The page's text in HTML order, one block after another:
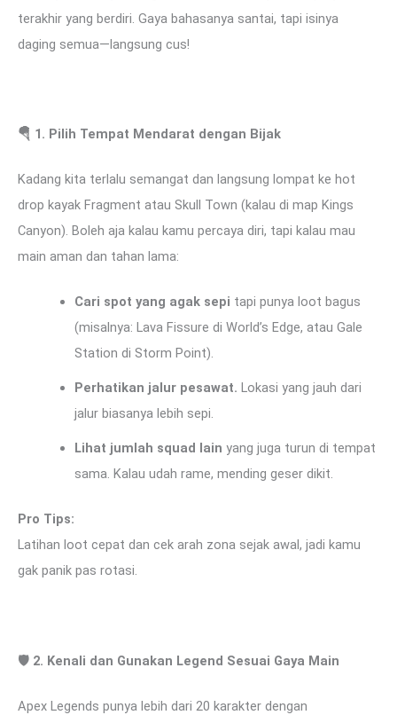
terakhir yang berdiri. Gaya bahasanya santai, tapi isinya
daging semua—langsung cus!
🪂 1. Pilih Tempat Mendarat dengan Bijak
Kadang kita terlalu semangat dan langsung lompat ke hot
drop kayak Fragment atau Skull Town (kalau di map Kings
Canyon). Boleh aja kalau kamu percaya diri, tapi kalau mau
main aman dan tahan lama:
Cari spot yang agak sepi tapi punya loot bagus
(misalnya: Lava Fissure di World’s Edge, atau Gale
Station di Storm Point).
Perhatikan jalur pesawat. Lokasi yang jauh dari
jalur biasanya lebih sepi.
Lihat jumlah squad lain yang juga turun di tempat
sama. Kalau udah rame, mending geser dikit.
Pro Tips:
Latihan loot cepat dan cek arah zona sejak awal, jadi kamu
gak panik pas rotasi.
🛡 ️ 2. Kenali dan Gunakan Legend Sesuai Gaya Main
Apex Legends punya lebih dari 20 karakter dengan